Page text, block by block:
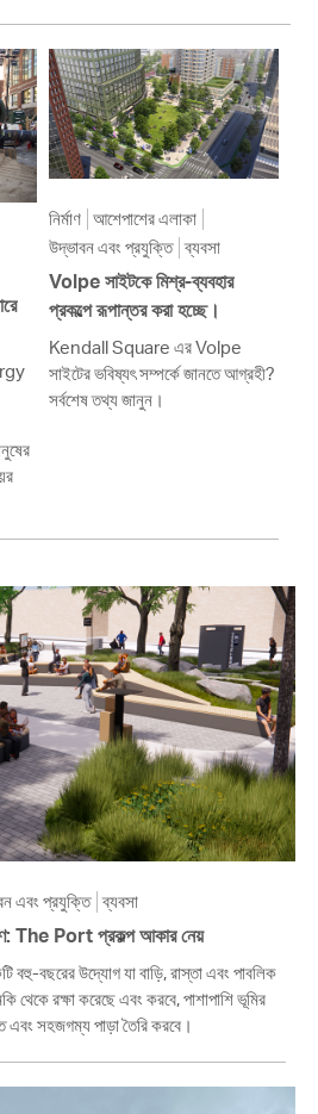
নির্মাণ আশেপাশের এলাকা
উদ্ভাবন এবং প্রযুক্তি ব্যবসা
Volpe সাইটকে মিশ্র-ব্যবহার
প্রকল্পে রূপান্তর করা হচ্ছে।
Kendall Square এর Volpe
সাইটের ভবিষ্যৎ সম্পর্কে জানতে আগ্রহী?
সর্বশেষ তথ্য জানুন।
এবং প্রযুক্তি ব্যবসা
The Port প্রকল্প আকার নেয়
বছরের উদ্যোগ যা বাড়ি, রাস্তা এবং পাবলিক
থেকে রক্ষা করেছে এবং করবে, পাশাপাশি ভূমির
সহজগম্য পাড়া তৈরি করবে।